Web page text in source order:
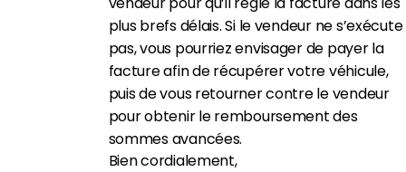
plus brefs délais. Si le vendeur ne s’exécute
pas, vous pourriez envisager de payer la
facture afin de récupérer votre véhicule,
puis de vous retourner contre le vendeur
pour obtenir le remboursement des
sommes avancées.
Bien cordialement,